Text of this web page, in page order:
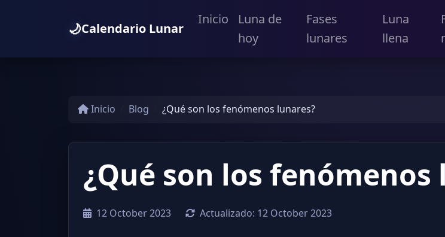
🌙Calendario Lunar
Inicio
Luna de
hoy
Fases
lunares
Luna
llena
Inicio Blog ¿Qué son los fenómenos lunares?
¿Qué son los fenómenos
12 October 2023 Actualizado: 12 October 2023